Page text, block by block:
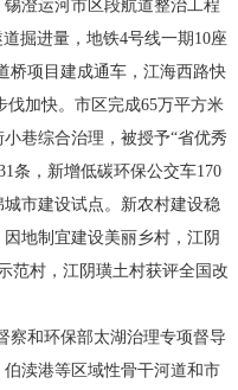
澄运河市区段航道整治工程
掘进量，地铁4号线一期10座
桥项目建成通车，江海西路快
伐加快。市区完成65万平方米
巷综合治理，被授予“省优秀
条，新增低碳环保公交车170
市建设试点。新农村建设稳
地制宜建设美丽乡村，江阴
范村，江阴璜土村获评全国改
察和环保部太湖治理专项督导
渎港等区域性骨干河道和市